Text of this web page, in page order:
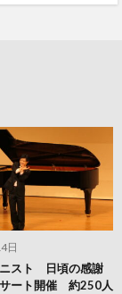
日
スト 日頃の感謝
ート開催 約250人